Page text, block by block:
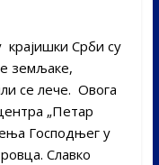
Срби су
земљаке,
се лече. Овога
„Петар
Господњег у
Славко